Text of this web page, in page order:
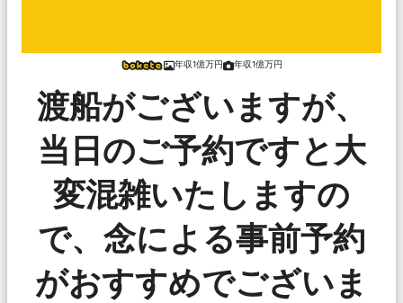
年収1億万円 年収1億万円
渡船がございますが、
当日のご予約ですと大
変混雑いたしますの
で、念による事前予約
がおすすめでございま